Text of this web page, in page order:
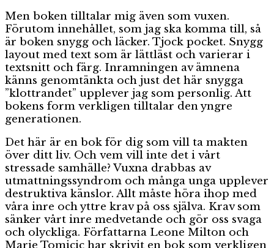
Men boken tilltalar mig även som vuxen.
Förutom innehållet, som jag ska komma till, så
är boken snygg och läcker. Tjock pocket. Snygg
layout med text som är lättläst och varierar i
textsnitt och färg. Inramningen av ämnena
känns genomtänkta och just det här snygga
”klottrandet” upplever jag som personlig. Att
bokens form verkligen tilltalar den yngre
generationen.
Det här är en bok för dig som vill ta makten
över ditt liv. Och vem vill inte det i vårt
stressade samhälle? Vuxna drabbas av
utmattningssyndrom och många unga upplever
destruktiva känslor. Allt måste höra ihop med
våra inre och yttre krav på oss själva. Krav som
sänker vårt inre medvetande och gör oss svaga
och olyckliga. Författarna Leone Milton och
Marie Tomicic har skrivit en bok som verkligen